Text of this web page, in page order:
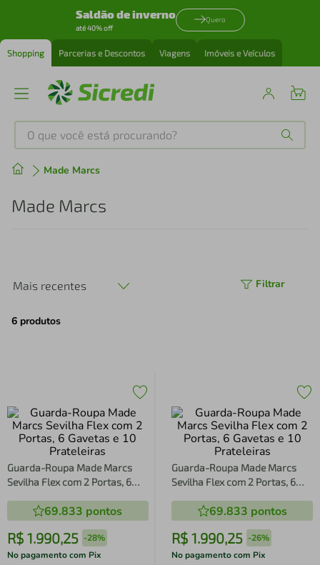
Saldão de inverno
até 40% off
Quero
Shopping Parcerias e Descontos Viagens Imóveis e Veículos
O que você está procurando?
Made Marcs
Made Marcs
Mais recentes Filtrar
6 produtos
Guarda-Roupa Made Marcs
Sevilha Flex com 2 Portas, 6
69.833 pontos
R$ 1.990,25 -28%
No pagamento com Pix
Guarda-Roupa Made Marcs
Sevilha Flex com 2 Portas, 6
69.833 pontos
R$ 1.990,25 -26%
No pagamento com Pix
Produtos mais buscados
º tenis
perfume
4º air fryer